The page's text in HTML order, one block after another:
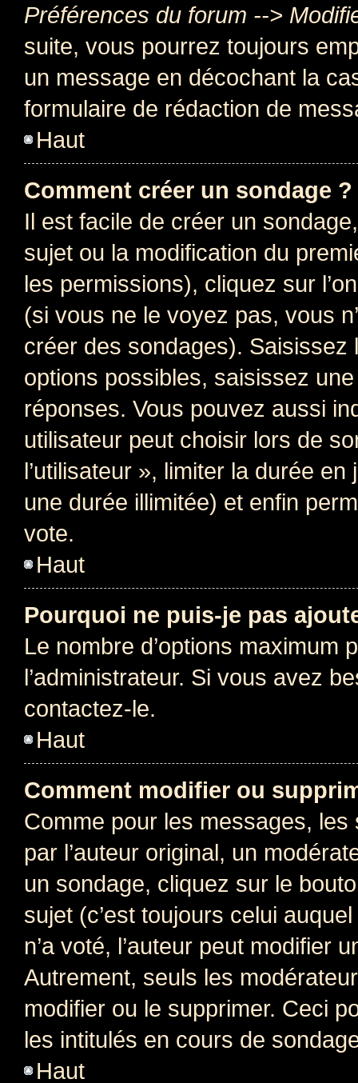
Préférences du forum -->
suite, vous pourrez toujours
un message en décochant la
formulaire de rédaction de
Haut
Comment créer un sondage ?
Il est facile de créer un
sujet ou la modification du
les permissions), cliquez sur
(si vous ne le voyez pas, vous
créer des sondages).
options possibles, saisissez
réponses. Vous pouvez aussi
utilisateur peut choisir lors de
l’utilisateur », limiter la durée
une durée illimitée) et enfin
vote.
Haut
Pourquoi ne puis-je pas
Le nombre d’options maximum
l’administrateur. Si vous avez
contactez-le.
Haut
Comment modifier ou
Comme pour les messages,
par l’auteur original, un
un sondage, cliquez sur le
sujet (c’est toujours celui
n’a voté, l’auteur peut modifier
Autrement, seuls les
modifier ou le supprimer. Ceci
les intitulés en cours de
Haut